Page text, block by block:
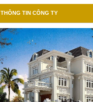
THÔNG TIN CÔNG TY